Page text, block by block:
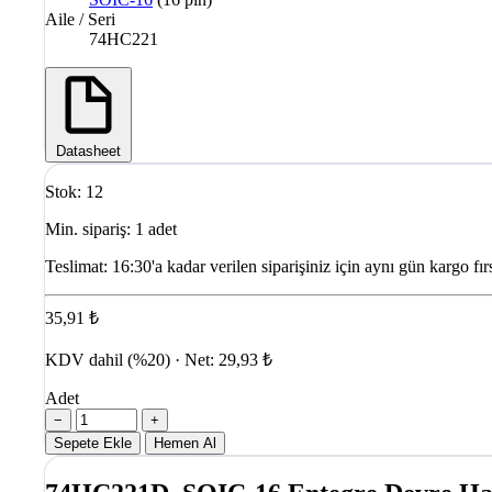
Aile / Seri
74HC221
Datasheet
Stok: 12
Min. sipariş: 1 adet
Teslimat: 16:30'a kadar verilen siparişiniz için aynı gün kargo
35,91 ₺
KDV dahil (%20) · Net: 29,93 ₺
Adet
−
+
Sepete Ekle
Hemen Al